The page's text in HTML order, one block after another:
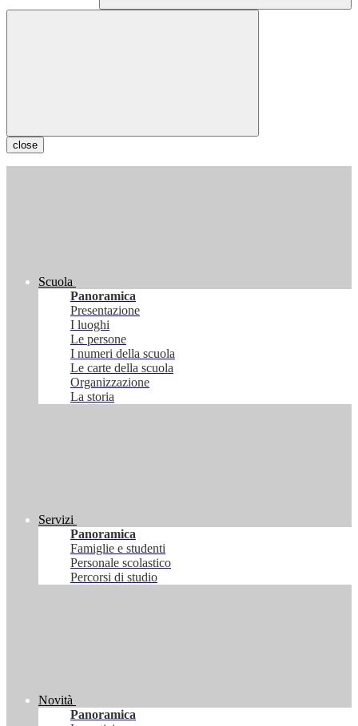
close
Scuola
Panoramica
Presentazione
I luoghi
Le persone
I numeri della scuola
Le carte della scuola
Organizzazione
La storia
Servizi
Panoramica
Famiglie e studenti
Personale scolastico
Percorsi di studio
Novità
Panoramica